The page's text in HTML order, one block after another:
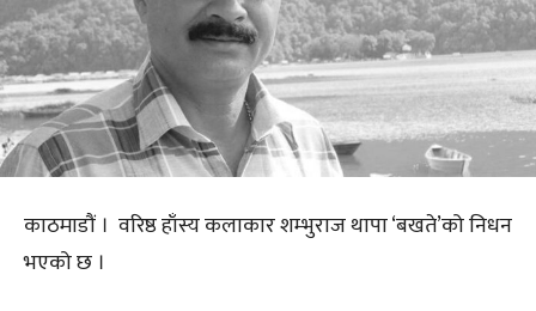
काठमाडौं । वरिष्ठ हाँस्य कलाकार शम्भुराज थापा ‘बखते’को निधन
भएको छ ।